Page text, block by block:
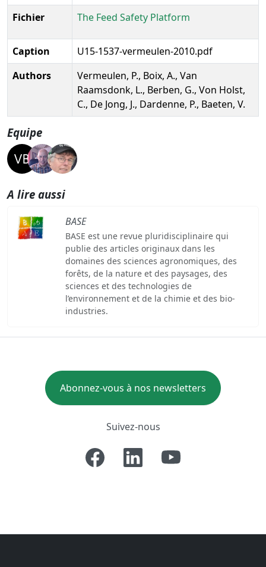
Fichier
The Feed Safety Platform
Caption
U15-1537-vermeulen-2010.pdf
Authors
Vermeulen, P., Boix, A., Van
Raamsdonk, L., Berben, G., Von Holst,
C., De Jong, J., Dardenne, P., Baeten, V.
Equipe
A lire aussi
BASE
BASE est une revue pluridisciplinaire qui
publie des articles originaux dans les
domaines des sciences agronomiques, des
forêts, de la nature et des paysages, des
sciences et des technologies de
l’environnement et de la chimie et des bio-
industries.
Abonnez-vous à nos newsletters
Suivez-nous